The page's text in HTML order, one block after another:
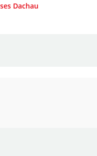
Dachau